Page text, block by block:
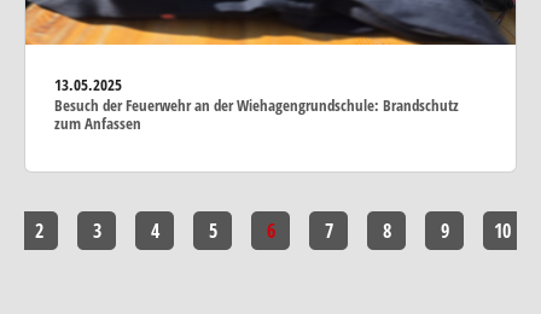
13.05.2025
Besuch der Feuerwehr an der Wiehagengrundschule: Brandschutz
zum Anfassen
2 3 4 5 6 7 8 9 10